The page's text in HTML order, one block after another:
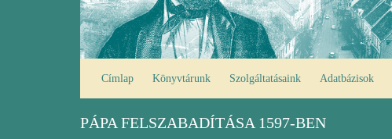
Címlap Könyvtárunk Szolgáltatásaink Adatbázisok
PÁPA FELSZABADÍTÁSA 1597-BEN